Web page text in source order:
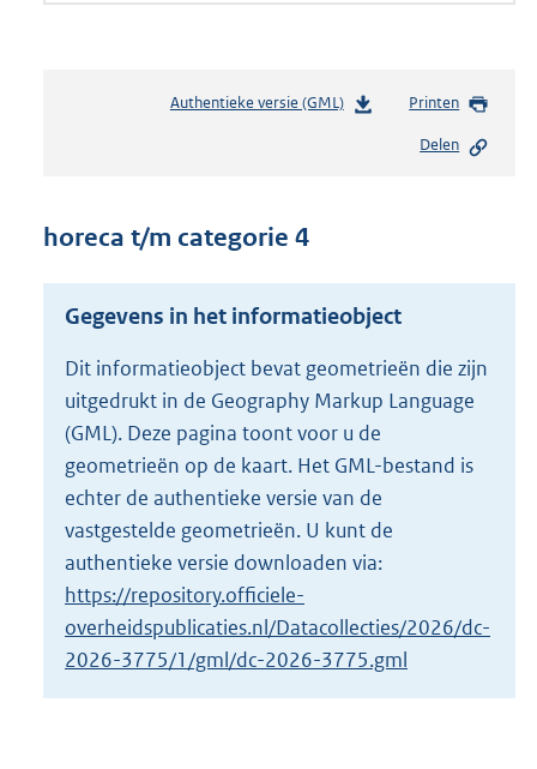
Authentieke versie (GML)b
s
r
o
t
t
e
5
K
b
Printen
Delen
horeca t/m categorie 4
Gegevens in het informatieobject
Dit informatieobject bevat geometrieën die zijn
uitgedrukt in de Geography Markup Language
(GML). Deze pagina toont voor u de
geometrieën op de kaart. Het GML-bestand is
echter de authentieke versie van de
vastgestelde geometrieën. U kunt de
authentieke versie downloaden via:
https://repository.officiele-
overheidspublicaties.nl/Datacollecties/2026/dc-
2026-3775/1/gml/dc-2026-3775.gml